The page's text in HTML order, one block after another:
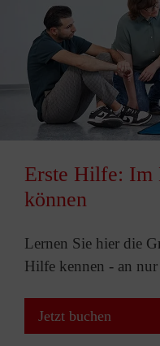
Erste Hilfe:
können
Lernen Sie hier die
Hilfe kennen - an nur
Jetzt buchen